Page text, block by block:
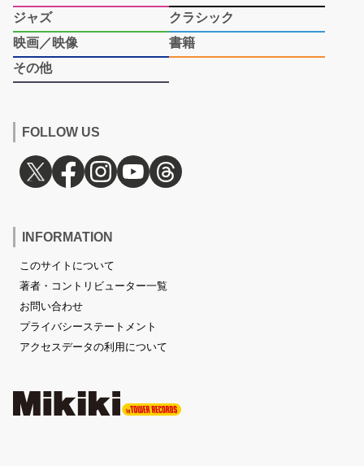
ジャズ
クラシック
映画／映像
書籍
その他
FOLLOW US
INFORMATION
このサイトについて
著者・コントリビューター一覧
お問い合わせ
プライバシーステートメント
アクセスデータの利用について